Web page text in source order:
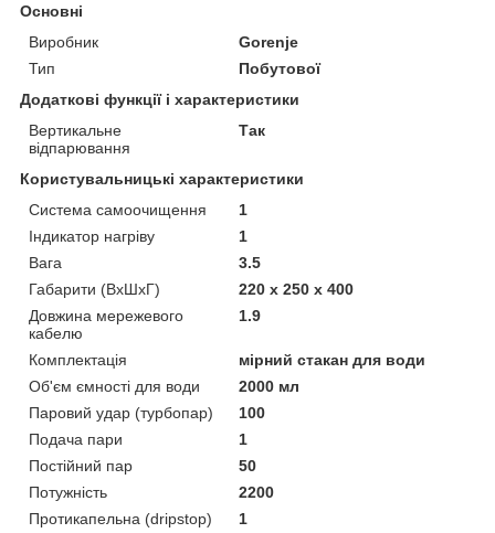
Основні
Виробник
Gorenje
Тип
Побутової
Додаткові функції і характеристики
Вертикальне
відпарювання
Так
Користувальницькі характеристики
Cистема самоочищення
1
Iндикатор нагріву
1
Вага
3.5
Габарити (ВхШхГ)
220 x 250 x 400
Довжина мережевого
кабелю
1.9
Комплектація
мірний стакан для води
Об'єм ємності для води
2000 мл
Паровий удар (турбопар)
100
Подача пари
1
Постійний пар
50
Потужність
2200
Протикапельна (dripstop)
1